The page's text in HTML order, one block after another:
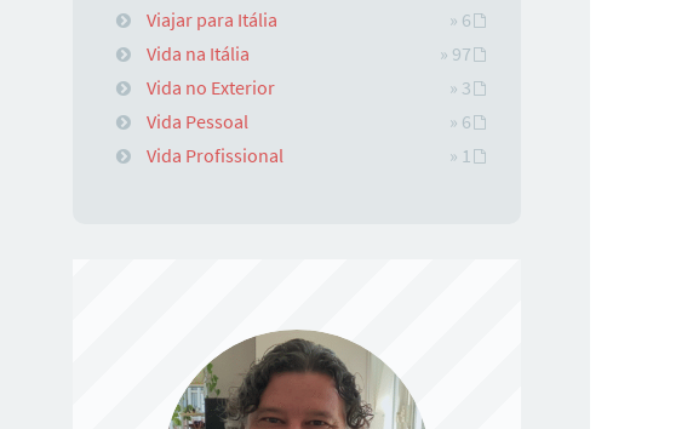
Viajar para Itália
» 6
Vida na Itália
» 97
Vida no Exterior
» 3
Vida Pessoal
» 6
Vida Profissional
» 1